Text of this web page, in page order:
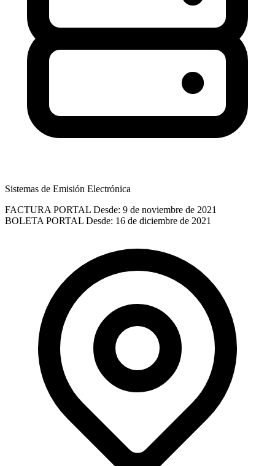
Sistemas de Emisión Electrónica
FACTURA PORTAL Desde: 9 de noviembre de 2021
BOLETA PORTAL Desde: 16 de diciembre de 2021